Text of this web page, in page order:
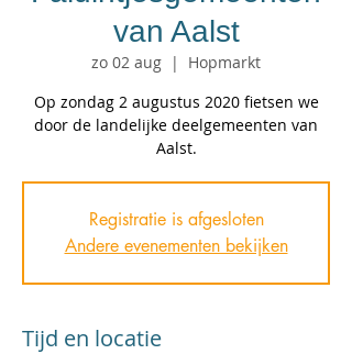
van Aalst
zo 02 aug
  |
Hopmarkt
Op zondag 2 augustus 2020 fietsen we
door de landelijke deelgemeenten van
Registratie is afgesloten
Andere evenementen bekijken
Tijd en locatie